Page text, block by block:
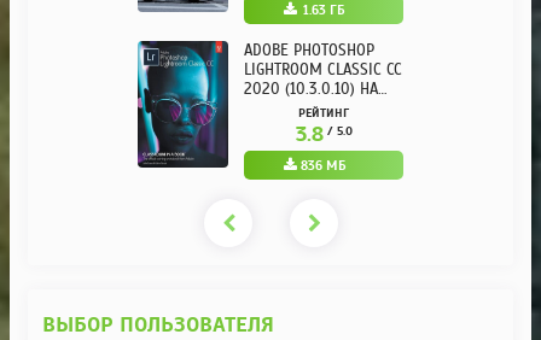
1.63 ГБ
ADOBE PHOTOSHOP
LIGHTROOM CLASSIC CC
2020 (10.3.0.10) НА
РУССКОМ REPACK ОТ
KPOJIUK
РЕЙТИНГ
3.8 / 5.0
836 МБ
ВЫБОР ПОЛЬЗОВАТЕЛЯ